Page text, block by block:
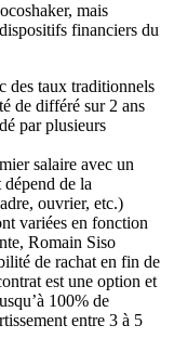
mais
financiers du
des taux traditionnels
de différé sur 2 ans
par plusieurs
salaire avec un
de la
ouvrier, etc.)
variées en fonction
Romain Siso
de rachat en fin de
est une option et
100% de
entre 3 à 5